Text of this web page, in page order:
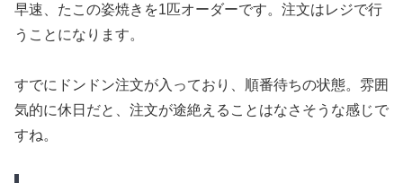
早速、たこの姿焼きを1匹オーダーです。注文はレジで行
うことになります。
すでに ドンドン注文が入っており、順番待ちの状態。 雰囲
気的に休日だと、注文が途絶えることはなさそうな感じで
すね。